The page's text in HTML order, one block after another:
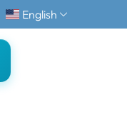
English